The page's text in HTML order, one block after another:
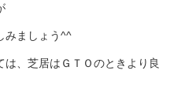
みましょう^^
は、芝居はＧＴＯのときより良